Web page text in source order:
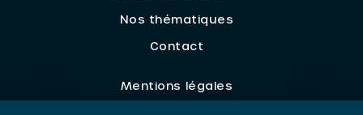
Nos thématiques
Contact
Mentions légales